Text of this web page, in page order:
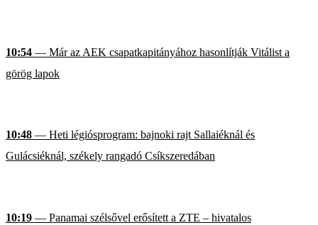
10:54 — Már az AEK csapatkapitányához hasonlítják Vitálist a
görög lapok
10:48 — Heti légiósprogram: bajnoki rajt Sallaiéknál és
Gulácsiéknál, székely rangadó Csíkszeredában
10:19 — Panamai szélsővel erősített a ZTE – hivatalos